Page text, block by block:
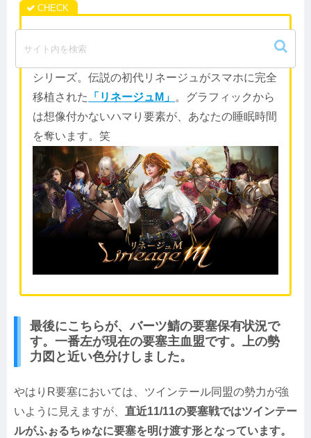
管理人をネトゲの世界に引きずり込んだ張本人。
シリーズ。伝説の初代リネージュがスマホに完全
移植された
「リネージュM」 。グラフィックから
は想像付かないハマり要素が、あなたの睡眠時間
を奪います。笑
最後にこちらが、バーツ鯖の要塞保有状況で
す。一番左が現在の要塞主血盟です。上の勢
力図と近い色分けしました。
やはりR要塞においては、ツインテール同盟の勢力が強
いように見えますが、 直近11/11の要塞戦ではツインテー
ルがふぉるちゅなに要塞を明け渡す形となっています。